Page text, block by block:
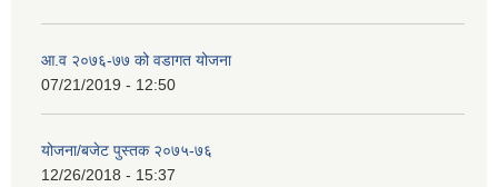
आ.व २०७६-७७ को वडागत योजना
07/21/2019 - 12:50
योजना/बजेट पुस्तक २०७५-७६
12/26/2018 - 15:37